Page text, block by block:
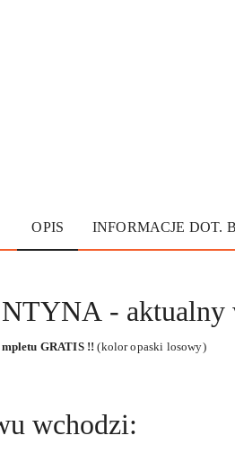
OPIS INFORMACJE DOT.
- aktualny
GRATIS !!(kolor opaski losowy)
wchodzi: